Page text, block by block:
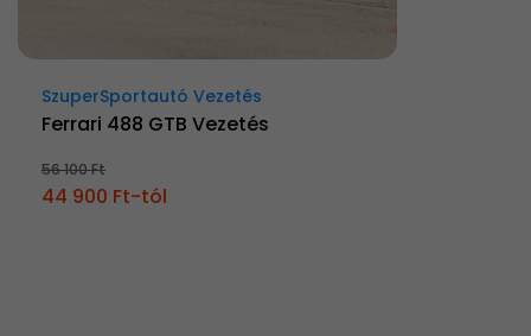
SzuperSportautó Vezetés
Ferrari 488 GTB Vezetés
56 100 Ft
44 900 Ft-tól